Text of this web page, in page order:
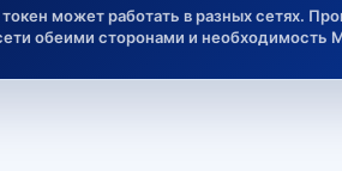
может работать в разных сетях.
обеими сторонами и необходимость